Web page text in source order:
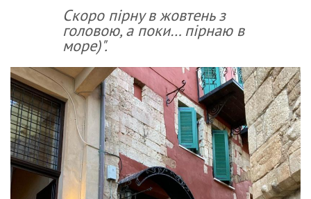
Скоро пірну в жовтень з
головою, а поки… пірнаю в
море)".